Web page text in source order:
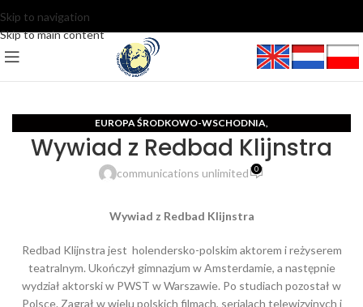
Skip to navigation
Skip to main content
EUROPA ŚRODKOWO-WSCHODNIA
MIĘDZYNARODOWE CENTRUM DZIENNIKARSKIE I PR
Wywiad z Redbad Klijnstra
communications unlimited 0
Wywiad z Redbad Klijnstra
Redbad Klijnstra jest holendersko-polskim aktorem i reżyserem
teatralnym. Ukończył gimnazjum w Amsterdamie, a następnie
wydział aktorski w PWST w Warszawie. Po studiach pozostał w
Polsce. Zagrał w wielu polskich filmach, serialach telewizyjnych i